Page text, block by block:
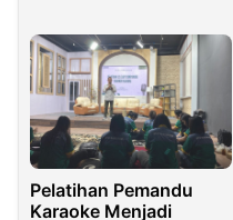
Pelatihan Pemandu
Karaoke Menjadi